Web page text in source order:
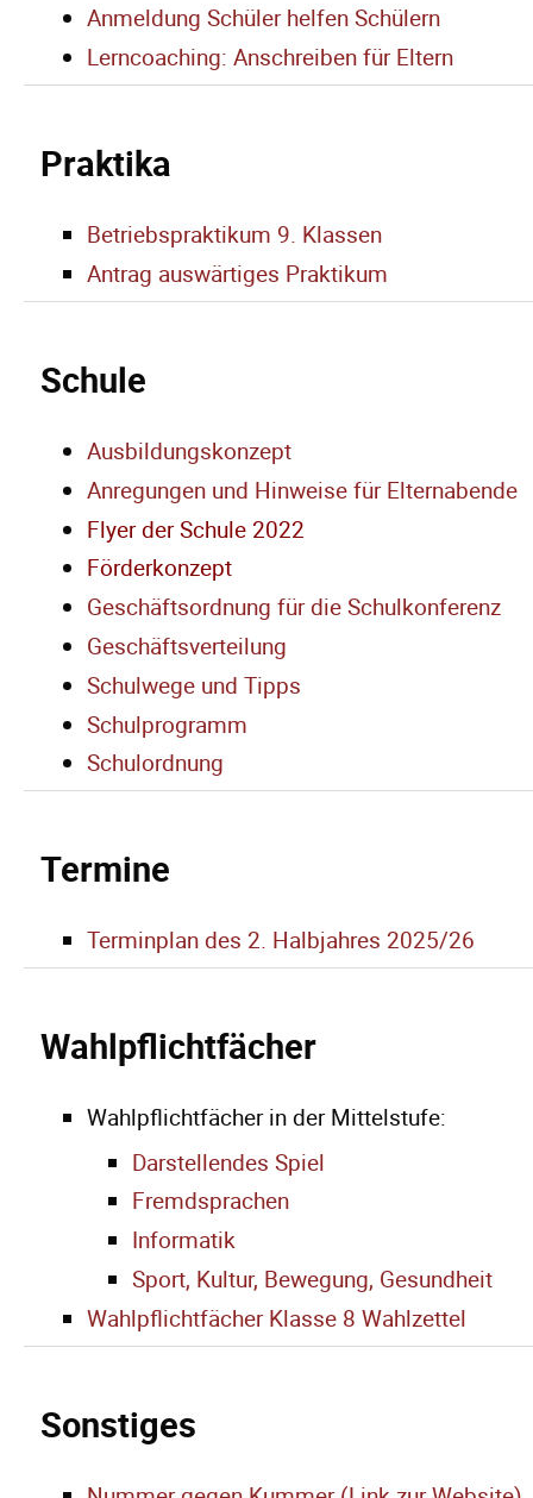
Anmeldung Schüler helfen Schülern
Lerncoaching: Anschreiben für Eltern
Praktika
Betriebspraktikum 9. Klassen
Antrag auswärtiges Praktikum
Schule
Ausbildungskonzept
Anregungen und Hinweise für Elternabende
Flyer der Schule 2022
Förderkonzept
Geschäftsordnung für die Schulkonferenz
Geschäftsverteilung
Schulwege und Tipps
Schulprogramm
Schulordnung
Termine
Terminplan des 2. Halbjahres 2025/26
Wahlpflichtfächer
Wahlpflichtfächer in der Mittelstufe:
Darstellendes Spiel
Fremdsprachen
Informatik
Sport, Kultur, Bewegung, Gesundheit
Wahlpflichtfächer Klasse 8 Wahlzettel
Sonstiges